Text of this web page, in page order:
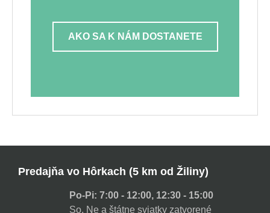
AKO SA K NÁM DOSTANETE
Predajňa vo Hôrkach (5 km od Žiliny)
Po-Pi: 7:00 - 12:00, 12:30 - 15:00
So, Ne a štátne sviatky zatvorené